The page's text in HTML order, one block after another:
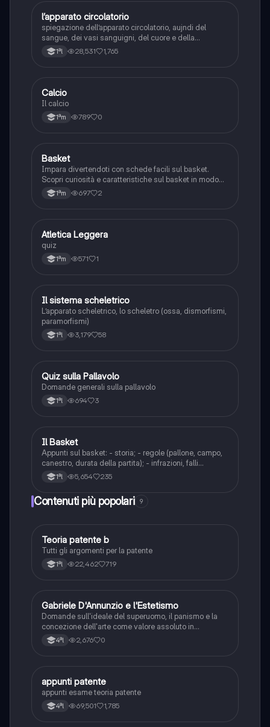
Scienze
l’apparato circolatorio
spiegazione dell’apparato circolatorio, aujndi del
sangue, dei vasi sanguigni, del cuore e della
circolazione sanguigna
1ªl 28,531 1,765
CSport
Calcio
Il calcio
1ªm 789 0
BSport
Basket
Impara divertendoti con schede facili sul basket.
Scopri curiosità e caratteristiche sul basket in modo
semplice e divertente!
1ªm 697 2
ASport
Atletica Leggera
quiz
1ªm 571 1
Sport
Il sistema scheletrico
L’apparato scheletrico, lo scheletro (ossa, dismorfismi,
paramorfismi)
1ªl 3,179 58
QSport
Quiz sulla Pallavolo
Domande generali sulla pallavolo
1ªl 694 3
Sport
Il Basket
Appunti sul basket: - storia; - regole (pallone, campo,
canestro, durata della partita); - infrazioni, falli
personali; - arbitraggio; - fondamentali di gioco (senza
la palla ed individuali); - ruoli principali; - schemi di
1ªl 5,654 235
Contenuti più popolari 9
TAltro
Teoria patente b
Tutti gli argomenti per la patente
1ªl 22,462 719
GItaliano
Gabriele D'Annunzio e l'Estetismo
Domande sull'ideale del superuomo, il panismo e la
concezione dell'arte come valore assoluto in
D'Annunzio.
4ªl 2,676 0
AAltro
appunti patente
appunti esame teoria patente
4ªl 69,501 1,785